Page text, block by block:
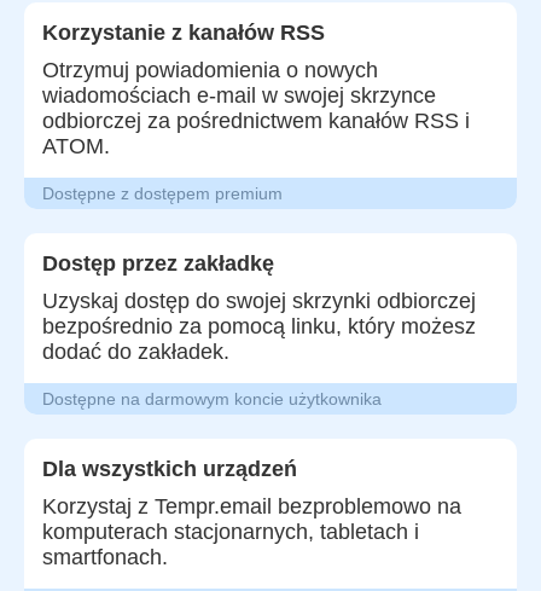
Korzystanie z kanałów RSS
Otrzymuj powiadomienia o nowych
wiadomościach e-mail w swojej skrzynce
odbiorczej za pośrednictwem kanałów RSS i
ATOM.
Dostępne z dostępem premium
Dostęp przez zakładkę
Uzyskaj dostęp do swojej skrzynki odbiorczej
bezpośrednio za pomocą linku, który możesz
dodać do zakładek.
Dostępne na darmowym koncie użytkownika
Dla wszystkich urządzeń
Korzystaj z Tempr.email bezproblemowo na
komputerach stacjonarnych, tabletach i
smartfonach.